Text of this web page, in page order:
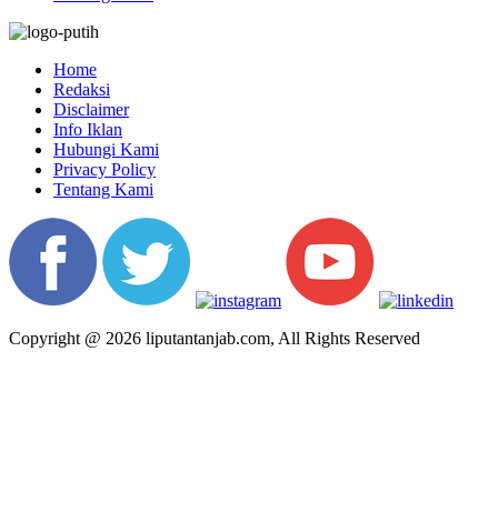
Home
Redaksi
Disclaimer
Info Iklan
Hubungi Kami
Privacy Policy
Tentang Kami
Copyright @ 2026 liputantanjab.com, All Rights Reserved